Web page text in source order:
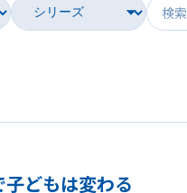
子どもは変わる